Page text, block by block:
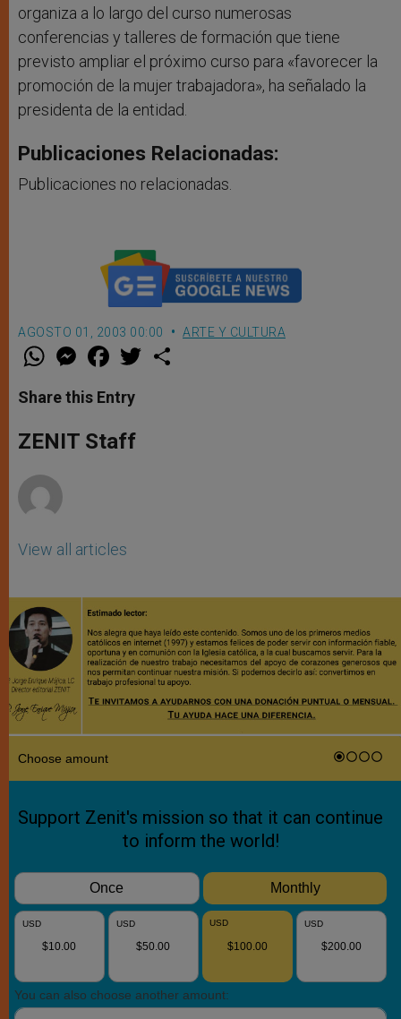
organiza a lo largo del curso numerosas
conferencias y talleres de formación que tiene
previsto ampliar el próximo curso para «favorecer la
promoción de la mujer trabajadora», ha señalado la
presidenta de la entidad.
Publicaciones Relacionadas:
Publicaciones no relacionadas.
AGOSTO 01, 2003 00:00 ARTE Y CULTURA
W
t
s
p
p
M
e
s
e
g
e
F
a
e
b
o
k
w
Share this Entry
ZENIT Staff
View all articles